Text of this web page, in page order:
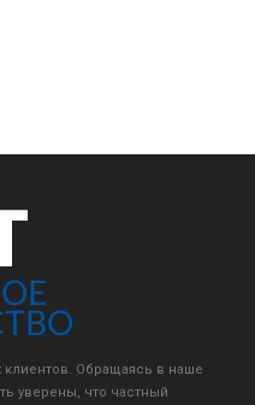
Обращаясь в наше
уверены, что частный